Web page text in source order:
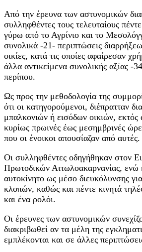
Από την έρευνα των αστυνομικών
συλληφθέντες τους τελευταίους
γύρω από το Αγρίνιο και το
συνολικά -21- περιπτώσεις
οικίες, κατά τις οποίες αφαίρεσαν
άλλα αντικείμενα συνολικής αξίας -
περίπου.
Ως προς την μεθοδολογία της
ότι οι κατηγορούμενοι, διέπρατταν
μπαλκονιών ή εισόδων οικιών, εκτός
κυρίως πρωινές έως μεσημβρινές
που οι ένοικοι απουσίαζαν από αυτές.
Οι συλληφθέντες οδηγήθηκαν στον
Πρωτοδικών Αιτωλοακαρνανίας, ενώ
αυτοκίνητο ως μέσο διευκόλυνσης
κλοπών, καθώς και πέντε κινητά
και ένα ρολόι.
Οι έρευνες των αστυνομικών
διακριβωθεί αν τα μέλη της
εμπλέκονται και σε άλλες